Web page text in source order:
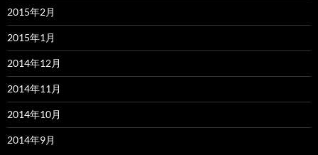
2015年2月
2015年1月
2014年12月
2014年11月
2014年10月
2014年9月